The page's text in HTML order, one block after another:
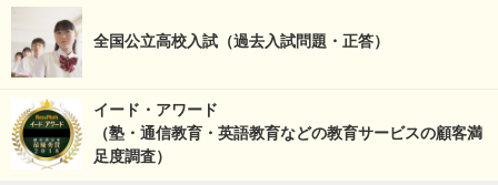
全国公立高校入試（過去入試問題・正答）
イード・アワード
（塾・通信教育・英語教育などの教育サービスの顧客満
足度調査）